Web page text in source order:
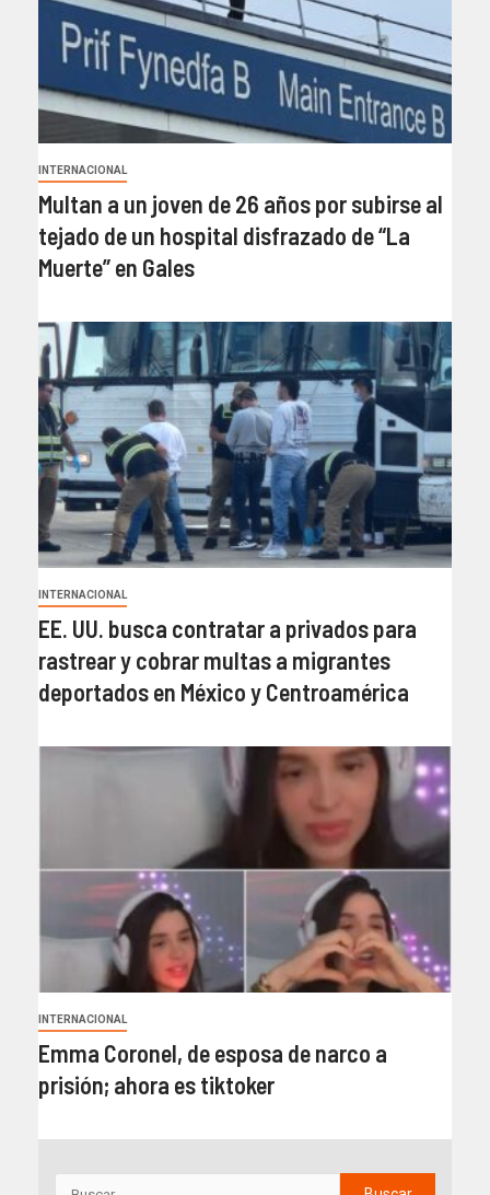
INTERNACIONAL
Multan a un joven de 26 años por subirse al
tejado de un hospital disfrazado de “La
Muerte” en Gales
INTERNACIONAL
EE. UU. busca contratar a privados para
rastrear y cobrar multas a migrantes
deportados en México y Centroamérica
INTERNACIONAL
Emma Coronel, de esposa de narco a
prisión; ahora es tiktoker